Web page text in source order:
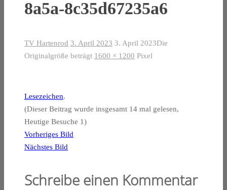
8a5a-8c35d67235a6
TV Hartenrod 3. April 2023 3. April 2023Die
Originalgröße beträgt 1600 × 1200 Pixel
Lesezeichen.
(Dieser Beitrag wurde insgesamt 14 mal gelesen,
Heutige Besuche 1)
Vorheriges Bild
Nächstes Bild
Schreibe einen Kommentar